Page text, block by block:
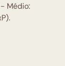
Médio: